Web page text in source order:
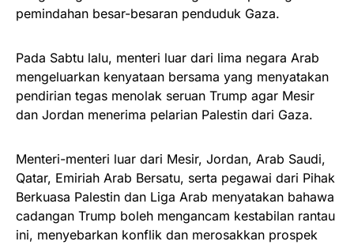
pemindahan besar-besaran penduduk Gaza.
Pada Sabtu lalu, menteri luar dari lima negara Arab
mengeluarkan kenyataan bersama yang menyatakan
pendirian tegas menolak seruan Trump agar Mesir
dan Jordan menerima pelarian Palestin dari Gaza.
Menteri-menteri luar dari Mesir, Jordan, Arab Saudi,
Qatar, Emiriah Arab Bersatu, serta pegawai dari Pihak
Berkuasa Palestin dan Liga Arab menyatakan bahawa
cadangan Trump boleh mengancam kestabilan rantau
ini, menyebarkan konflik dan merosakkan prospek